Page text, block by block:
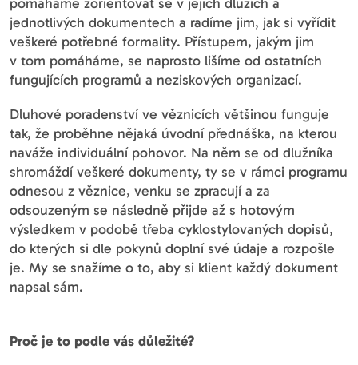
jednotlivých dokumentech a radíme jim, jak si vyřídit
veškeré potřebné formality. Přístupem, jakým jim
v tom pomáháme, se naprosto lišíme od ostatních
fungujících programů a neziskových organizací.
Dluhové poradenství ve věznicích většinou funguje
tak, že proběhne nějaká úvodní přednáška, na kterou
naváže individuální pohovor. Na něm se od dlužníka
shromáždí veškeré dokumenty, ty se v rámci programu
odnesou z věznice, venku se zpracují a za
odsouzeným se následně přijde až s hotovým
výsledkem v podobě třeba cyklostylovaných dopisů,
do kterých si dle pokynů doplní své údaje a rozpošle
je. My se snažíme o to, aby si klient každý dokument
napsal sám.
Proč je to podle vás důležité?